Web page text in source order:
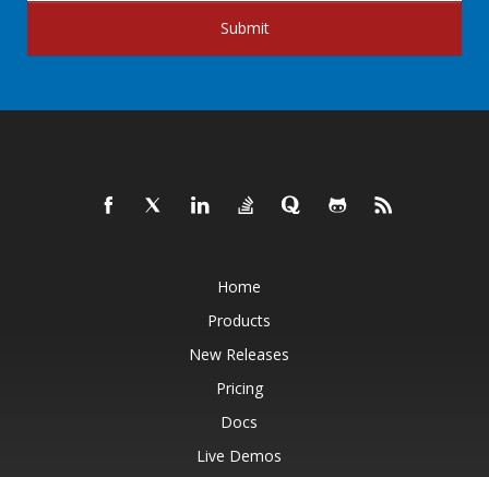
Submit
Home
Products
New Releases
Pricing
Docs
Live Demos